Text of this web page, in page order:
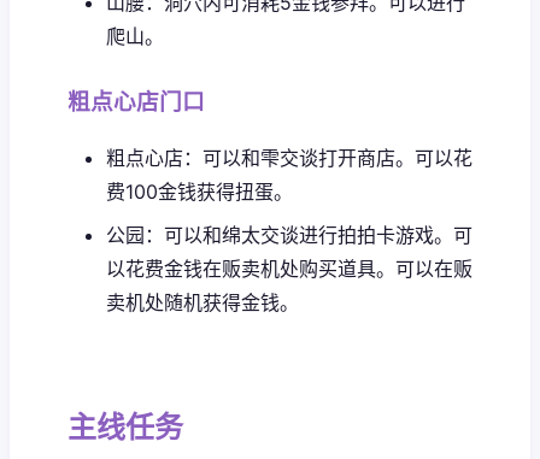
爬山。
粗点心店门口
粗点心店：可以和雫交谈打开商店。可以花
费100金钱获得扭蛋。
公园：可以和绵太交谈进行拍拍卡游戏。可
以花费金钱在贩卖机处购买道具。可以在贩
卖机处随机获得金钱。
主线任务